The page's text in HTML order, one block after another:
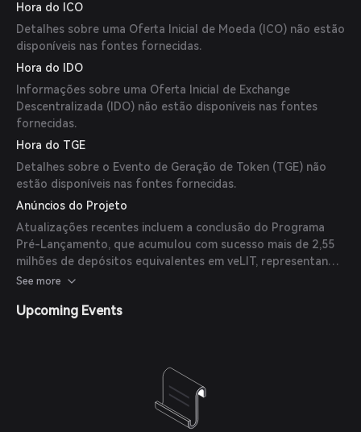
Hora do ICO
Detalhes sobre uma Oferta Inicial de Moeda (ICO) não estão
disponíveis nas fontes fornecidas.
Hora do IDO
Informações sobre uma Oferta Inicial de Exchange
Descentralizada (IDO) não estão disponíveis nas fontes
fornecidas.
Hora do TGE
Detalhes sobre o Evento de Geração de Token (TGE) não
estão disponíveis nas fontes fornecidas.
Anúncios do Projeto
Atualizações recentes incluem a conclusão do Programa
Pré-Lançamento, que acumulou com sucesso mais de 2,55
milhões de depósitos equivalentes em veLIT, representando
mais de 21% do poder de governança da Bunni. Além disso,
lançamento, visando aumentar a adoção dos ativos Frax
See more
Upcoming Events